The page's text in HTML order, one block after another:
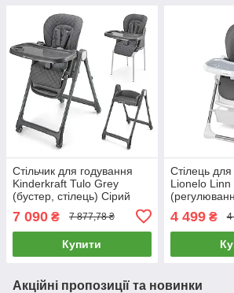
Стільчик для годування
Kinderkraft Tulo Grey
(бустер, стілець) Сірий
7 090 ₴ 7 877,78 ₴
Купити
Стілець
Lionelo Linn
спинки,
4 499₴ 4
Акційні пропозиції та новинки